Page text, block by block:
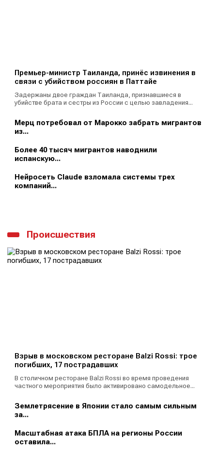
Премьер-министр Таиланда, принёс извинения в
связи с убийством россиян в Паттайе
Задержаны двое граждан Таиланда, признавшиеся в
убийстве брата и сестры из России с целью завладения...
Мерц потребовал от Марокко забрать мигрантов
из...
Более 40 тысяч мигрантов наводнили
испанскую...
Нейросеть Claude взломала системы трех
компаний...
Происшествия
Взрыв в московском ресторане Balzi Rossi: трое
погибших, 17 пострадавших
В столичном ресторане Balzi Rossi во время проведения
частного мероприятия было активировано самодельное...
Землетрясение в Японии стало самым сильным
за...
Масштабная атака БПЛА на регионы России
оставила...